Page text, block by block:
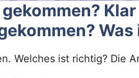
Klar
Welches ist richtig? Die